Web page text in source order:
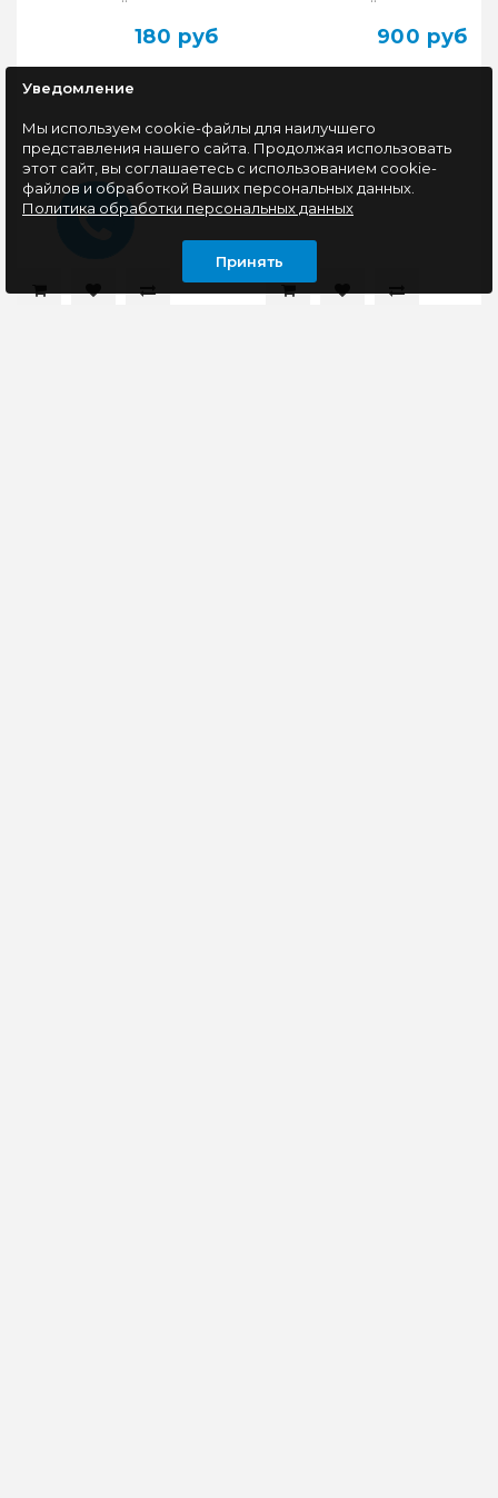
180 руб 900 руб
Уведомление
Мы используем cookie-файлы для наилучшего
представления нашего сайта. Продолжая использовать
этот сайт, вы соглашаетесь с использованием cookie-
файлов и обработкой Ваших персональных данных.
Политика обработки персональных данных
Принять